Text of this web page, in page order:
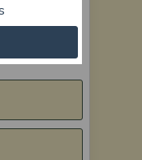
és
és
adatok
mi és a